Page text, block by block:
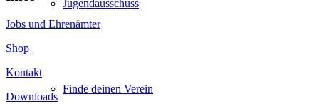
Jugendausschuss
Finde deinen Verein
Jobs und Ehrenämter
Shop
Kontakt
Downloads